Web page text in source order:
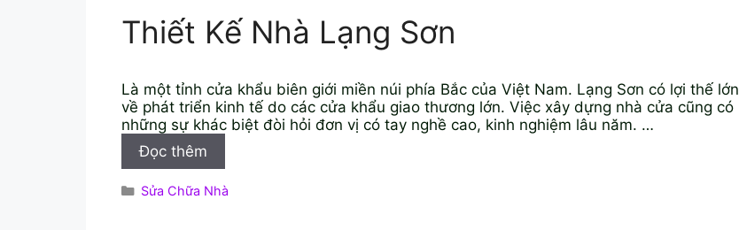
Thiết Kế Nhà Lạng Sơn
Là một tỉnh cửa khẩu biên giới miền núi phía Bắc của Việt Nam. Lạng Sơn có lợi thế lớn
về phát triển kinh tế do các cửa khẩu giao thương lớn. Việc xây dựng nhà cửa cũng có
những sự khác biệt đòi hỏi đơn vị có tay nghề cao, kinh nghiệm lâu năm. …
Đọc thêm
Kế
Nhà
Danh
Sửa Chữa Nhà